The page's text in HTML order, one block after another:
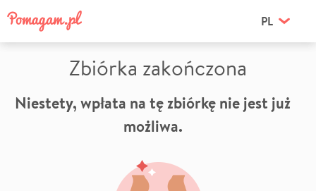
PL
Zbiórka zakończona
Niestety, wpłata na tę zbiórkę nie jest już
możliwa.